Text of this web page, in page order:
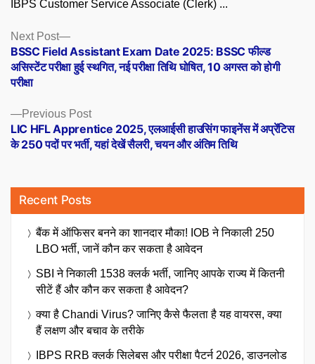
IBPS Customer Service Associate (Clerk) ...
Posts
navigation
Previous PostPrevious
post:
LIC HFL Apprentice 2025, एलआईसी हाउसिंग फाइनेंस में अप्रेंटिस
के 250 पदों पर भर्ती, यहां देखें सैलरी, चयन और अंतिम तिथि
Next Post
Next
post:
BSSC Field Assistant Exam Date 2025: BSSC फील्ड
असिस्टेंट परीक्षा हुई स्थगित, नई परीक्षा तिथि घोषित, 10 अगस्त को होगी
परीक्षा
Recent Posts
बैंक में ऑफिसर बनने का शानदार मौका! IOB ने निकाली 250
LBO भर्ती, जानें कौन कर सकता है आवेदन
SBI ने निकाली 1538 क्लर्क भर्ती, जानिए आपके राज्य में कितनी
सीटें हैं और कौन कर सकता है आवेदन?
क्या है Chandi Virus? जानिए कैसे फैलता है यह वायरस, क्या
हैं लक्षण और बचाव के तरीके
IBPS RRB क्लर्क सिलेबस और परीक्षा पैटर्न 2026, डाउनलोड